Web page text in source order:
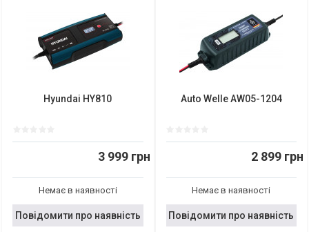
Hyundai HY810
3 999 грн
Немає в наявності
Повідомити про наявність
Auto Welle AW05-1204
2 899 грн
Немає в наявності
Повідомити про наявність